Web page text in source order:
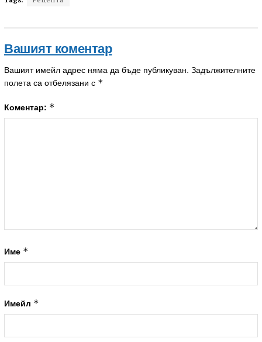
Вашият коментар
Вашият имейл адрес няма да бъде публикуван. Задължителните
полета са отбелязани с *
Коментар: *
Име *
Имейл *